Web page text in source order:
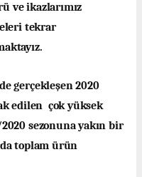
ve ikazlarımız
tekrar
gerçekleşen 2020
edilen çok yüksek
sezonuna yakın bir
toplam ürün